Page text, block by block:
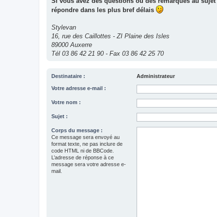
répondre dans les plus bref délais
Stylevan
16, rue des Caillottes - ZI Plaine des Isles
89000 Auxerre
Tél 03 86 42 21 90 - Fax 03 86 42 25 70
Destinataire : Administrateur
Votre adresse e-mail :
Votre nom :
Sujet :
Corps du message :
Ce message sera envoyé au
format texte, ne pas inclure de
code HTML ni de BBCode.
L’adresse de réponse à ce
message sera votre adresse e-
mail.